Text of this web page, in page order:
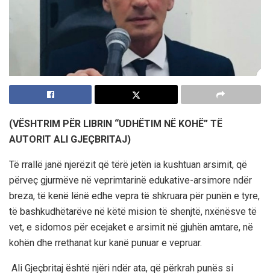
(VËSHTRIM PËR LIBRIN “UDHËTIM NË KOHË” TË
AUTORIT ALI GJEÇBRITAJ)
Të rrallë janë njerëzit që tërë jetën ia kushtuan arsimit, që
përveç gjurmëve në veprimtarinë edukative-arsimore ndër
breza, të kenë lënë edhe vepra të shkruara për punën e tyre,
të bashkudhëtarëve në këtë mision të shenjtë, nxënësve të
vet, e sidomos për ecejaket e arsimit në gjuhën amtare, në
kohën dhe rrethanat kur kanë punuar e vepruar.
Ali Gjeçbritaj është njëri ndër ata, që përkrah punës si